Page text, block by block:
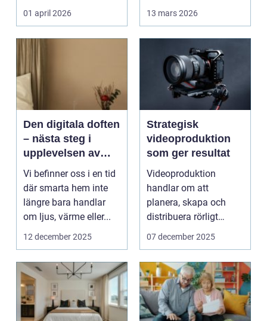
bokningar,
incheckning,
betalningar...
01 april 2026
släktkalas, s...
13 mars 2026
Den digitala doften
– nästa steg i
upplevelsen av
smarta hem
Vi befinner oss i en tid
där smarta hem inte
längre bara handlar
om ljus, värme eller...
12 december 2025
Strategisk
videoproduktion
som ger resultat
Videoproduktion
handlar om att
planera, skapa och
distribuera rörligt
innehåll som fö...
07 december 2025